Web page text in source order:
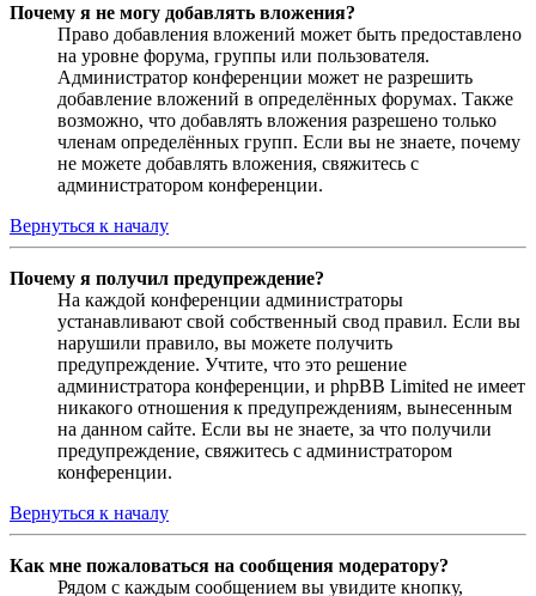
Почему я не могу добавлять вложения?
Право добавления вложений может быть предоставлено
на уровне форума, группы или пользователя.
Администратор конференции может не разрешить
добавление вложений в определённых форумах. Также
возможно, что добавлять вложения разрешено только
членам определённых групп. Если вы не знаете, почему
не можете добавлять вложения, свяжитесь с
администратором конференции.
Вернуться к началу
Почему я получил предупреждение?
На каждой конференции администраторы
устанавливают свой собственный свод правил. Если вы
нарушили правило, вы можете получить
предупреждение. Учтите, что это решение
администратора конференции, и phpBB Limited не имеет
никакого отношения к предупреждениям, вынесенным
на данном сайте. Если вы не знаете, за что получили
предупреждение, свяжитесь с администратором
конференции.
Вернуться к началу
Как мне пожаловаться на сообщения модератору?
Рядом с каждым сообщением вы увидите кнопку,